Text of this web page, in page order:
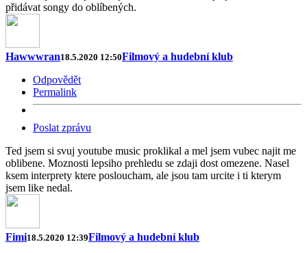
přidávat songy do oblíbených.
Hawwwran18.5.2020 12:50Filmový a hudební klub
Odpovědět
Permalink
Poslat zprávu
Ted jsem si svuj youtube music proklikal a mel jsem vubec najit me
oblibene. Moznosti lepsiho prehledu se zdaji dost omezene. Nasel
ksem interprety ktere posloucham, ale jsou tam urcite i ti kterym
jsem like nedal.
Fimi18.5.2020 12:39Filmový a hudební klub